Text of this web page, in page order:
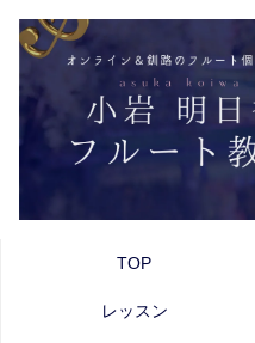
TOP
レッスン